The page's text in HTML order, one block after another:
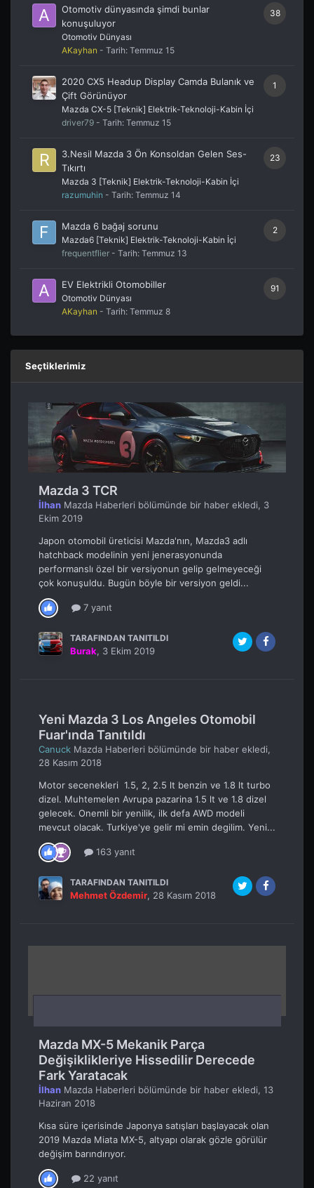
38
Otomotiv dünyasında şimdi bunlar
konuşuluyor
Otomotiv Dünyası
AKayhan - Tarih: Temmuz 15
1
2020 CX5 Headup Display Camda Bulanık ve
Çift Görünüyor
Mazda CX-5 [Teknik] Elektrik-Teknoloji-Kabin İçi
driver79 - Tarih: Temmuz 15
23
3.Nesil Mazda 3 Ön Konsoldan Gelen Ses-
Tıkırtı
Mazda 3 [Teknik] Elektrik-Teknoloji-Kabin İçi
razumuhin - Tarih: Temmuz 14
2
Mazda 6 bağaj sorunu
Mazda6 [Teknik] Elektrik-Teknoloji-Kabin İçi
frequentflier - Tarih: Temmuz 13
91
EV Elektrikli Otomobiller
Otomotiv Dünyası
AKayhan - Tarih: Temmuz 8
Seçtiklerimiz
Mazda 3 TCR
İlhan Mazda Haberleri bölümünde bir haber ekledi, 3
Ekim 2019
Japon otomobil üreticisi Mazda'nın, Mazda3 adlı
hatchback modelinin yeni jenerasyonunda
performanslı özel bir versiyonun gelip gelmeyeceği
çok konuşuldu. Bugün böyle bir versiyon geldi...
7 yanıt
TARAFINDAN TANITILDI
Burak, 3 Ekim 2019
Yeni Mazda 3 Los Angeles Otomobil
Fuar'ında Tanıtıldı
Canuck Mazda Haberleri bölümünde bir haber ekledi,
28 Kasım 2018
Motor secenekleri 1.5, 2, 2.5 lt benzin ve 1.8 lt turbo
dizel. Muhtemelen Avrupa pazarina 1.5 lt ve 1.8 dizel
gelecek. Onemli bir yenilik, ilk defa AWD modeli
mevcut olacak. Turkiye'ye gelir mi emin degilim. Yeni...
163 yanıt
TARAFINDAN TANITILDI
Mehmet Özdemir, 28 Kasım 2018
Mazda MX-5 Mekanik Parça
Değişiklikleriye Hissedilir Derecede
Fark Yaratacak
İlhan Mazda Haberleri bölümünde bir haber ekledi, 13
Haziran 2018
Kısa süre içerisinde Japonya satışları başlayacak olan
2019 Mazda Miata MX-5, altyapı olarak gözle görülür
değişim barındırıyor.
22 yanıt